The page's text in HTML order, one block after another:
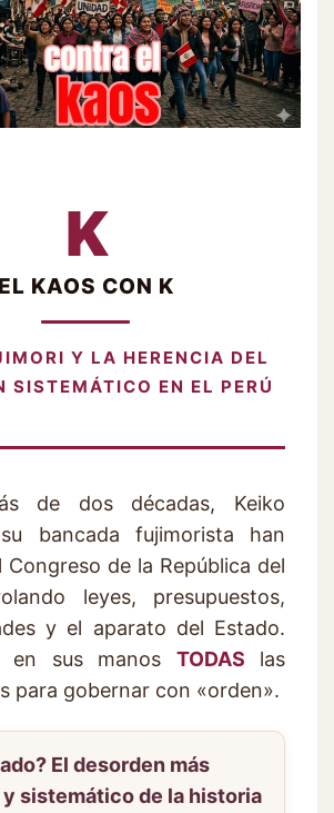
K
EL KAOS CON K
Y LA HERENCIA DEL
SISTEMÁTICO EN EL PERÚ
de dos décadas, Keiko
bancada fujimorista han
Congreso de la República del
leyes, presupuestos,
y el aparato del Estado.
en sus manos TODAS las
para gobernar con «orden».
El desorden más
sistemático de la historia